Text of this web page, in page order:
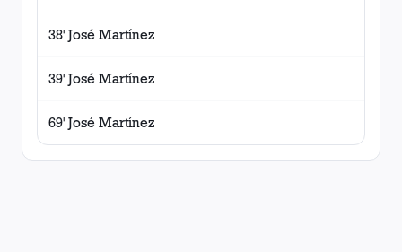
38' José Martínez
39' José Martínez
69' José Martínez